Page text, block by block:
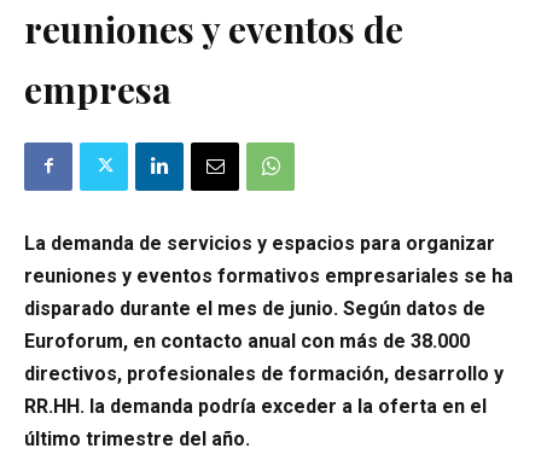
reuniones y eventos de
empresa
La demanda de servicios y espacios para organizar
reuniones y eventos formativos empresariales se ha
disparado durante el mes de junio. Según datos de
Euroforum, en contacto anual con más de 38.000
directivos, profesionales de formación, desarrollo y
RR.HH. la demanda podría exceder a la oferta en el
último trimestre del año.